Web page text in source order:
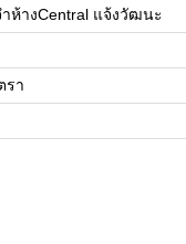
ห้างCentral แจ้งวัฒนะ
รา